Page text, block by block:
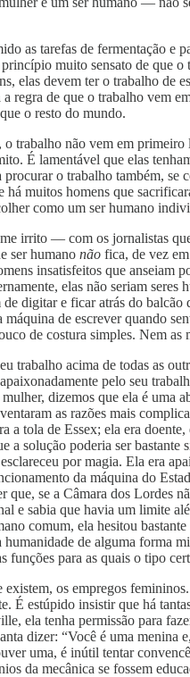
as tarefas de fermentação
muito sensato de que
elas devem ter o trabalho de
regra de que o trabalho vem
o resto do mundo.
trabalho não vem em
É lamentável que elas
o trabalho também,
muitos homens que
como um ser humano
irrito — com os jornalistas
ser humano não fica, de vez
insatisfeitos que
elas não seriam seres
digitar e ficar atrás do
de escrever quando
de costura simples. Nem as
trabalho acima de todas as
pelo seu
dizemos que ela é
as razões mais
a tola de Essex; ela era
a solução poderia ser
por magia. Ela era
da máquina do
que, se a Câmara dos
e sabia que havia um limite
comum, ela hesitou
de alguma forma
funções para as quais o tipo
os empregos
É estúpido insistir que há
ela tenha permissão para
dizer: “Você é uma
uma, é inútil tentar
da mecânica se fossem